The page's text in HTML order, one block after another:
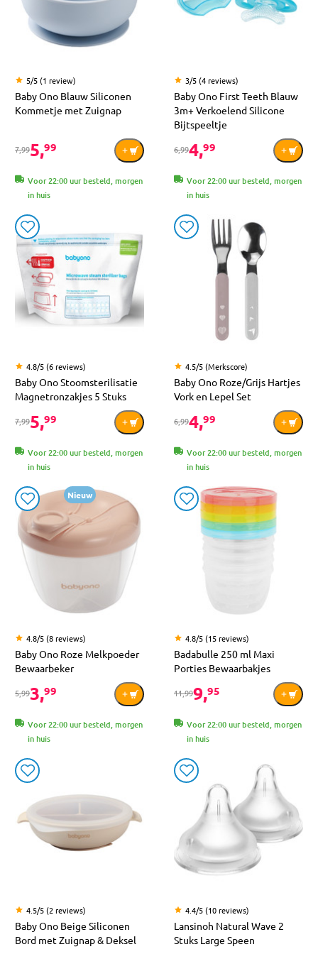
5/5 (1 review)
Baby Ono Blauw Siliconen
Kommetje met Zuignap
7,995,99
Voor 22:00 uur besteld, morgen
in huis
3/5 (4 reviews)
Baby Ono First Teeth Blauw
3m+ Verkoelend Silicone
Bijtspeeltje
6,994,99
Voor 22:00 uur besteld, morgen
in huis
4.8/5 (6 reviews)
Baby Ono Stoomsterilisatie
Magnetronzakjes 5 Stuks
7,995,99
Voor 22:00 uur besteld, morgen
in huis
4.5/5 (Merkscore)
Baby Ono Roze/Grijs Hartjes
Vork en Lepel Set
6,994,99
Voor 22:00 uur besteld, morgen
in huis
Nieuw
4.8/5 (8 reviews)
Baby Ono Roze Melkpoeder
Bewaarbeker
5,993,99
Voor 22:00 uur besteld, morgen
in huis
4.8/5 (15 reviews)
Badabulle 250 ml Maxi
Porties Bewaarbakjes
11,999,95
Voor 22:00 uur besteld, morgen
in huis
4.5/5 (2 reviews)
Baby Ono Beige Siliconen
Bord met Zuignap & Deksel
4.4/5 (10 reviews)
Lansinoh Natural Wave 2
Stuks Large Speen